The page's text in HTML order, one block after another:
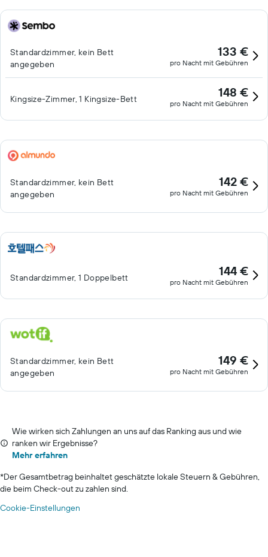
Standardzimmer, kein Bett
angegeben
133 €
pro Nacht mit Gebühren
Kingsize-Zimmer, 1 Kingsize-Bett 148 €
pro Nacht mit Gebühren
Standardzimmer, kein Bett
angegeben
142 €
pro Nacht mit Gebühren
Standardzimmer, 1 Doppelbett 144 €
pro Nacht mit Gebühren
Standardzimmer, kein Bett
angegeben
149 €
pro Nacht mit Gebühren
Wie wirken sich Zahlungen an uns auf das Ranking aus und wie
ranken wir Ergebnisse?
Mehr erfahren
*Der Gesamtbetrag beinhaltet geschätzte lokale Steuern & Gebühren,
die beim Check-out zu zahlen sind.
Cookie-Einstellungen